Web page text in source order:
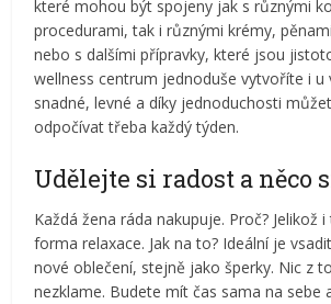
které mohou být spojeny jak s různými
procedurami, tak i různými krémy,
nebo s dalšími přípravky, které jsou
wellness centrum jednoduše vytvoříte i u
snadné, levné a díky jednoduchosti
odpočívat třeba každý týden.
Udělejte si radost a něco
Každá žena ráda nakupuje. Proč? Jelikož
forma relaxace. Jak na to? Ideální je
nové oblečení, stejně jako šperky. Nic z
nezklame. Budete mít čas sama na sebe